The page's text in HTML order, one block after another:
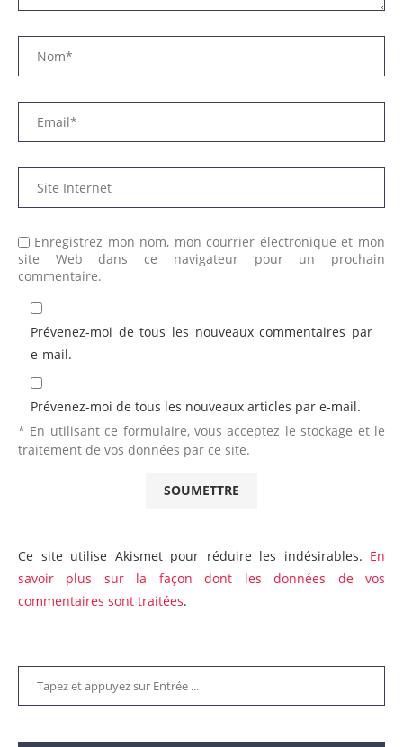
Enregistrez mon nom, mon courrier électronique et mon
site Web dans ce navigateur pour un prochain
commentaire.
Prévenez-moi de tous les nouveaux commentaires par
e-mail.
Prévenez-moi de tous les nouveaux articles par e-mail.
* En utilisant ce formulaire, vous acceptez le stockage et le
traitement de vos données par ce site.
Ce site utilise Akismet pour réduire les indésirables. En
savoir plus sur la façon dont les données de vos
commentaires sont traitées.